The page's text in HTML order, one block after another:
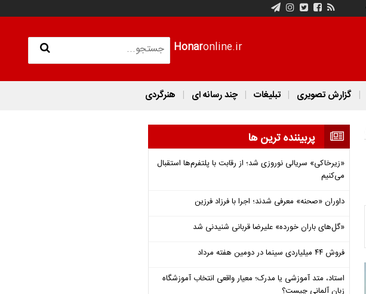
Honaronline.ir
گزارش تصویری تبلیغات چند رسانه ای هنرگردی
پربیننده ترین ها
«زیرخاکی» سریالی نوروزی شد؛ از رقابت با پلتفرم‌ها استقبال
می‌کنیم
داوران «صحنه» معرفی شدند؛ اجرا با فرزاد فرزین
«گل‌های باران خورده» علیرضا قربانی شنیدنی شد
فروش ۴۴ میلیاردی سینما در دومین هفته‌ مرداد
استاد، متد آموزشی یا مدرک؛ معیار واقعی انتخاب آموزشگاه
زبان آلمانی چیست؟